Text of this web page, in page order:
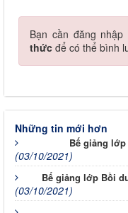
Bạn cần đăng
thức để có thể bình
Những tin mới hơn
Bế giảng
(03/10/2021)
Bế giảng lớp Bồi
(03/10/2021)